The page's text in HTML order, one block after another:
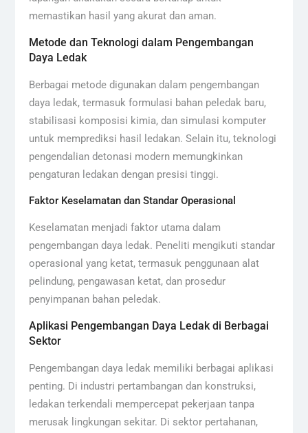
memastikan hasil yang akurat dan aman.
Metode dan Teknologi dalam Pengembangan
Daya Ledak
Berbagai metode digunakan dalam pengembangan
daya ledak, termasuk formulasi bahan peledak baru,
stabilisasi komposisi kimia, dan simulasi komputer
untuk memprediksi hasil ledakan. Selain itu, teknologi
pengendalian detonasi modern memungkinkan
pengaturan ledakan dengan presisi tinggi.
Faktor Keselamatan dan Standar Operasional
Keselamatan menjadi faktor utama dalam
pengembangan daya ledak. Peneliti mengikuti standar
operasional yang ketat, termasuk penggunaan alat
pelindung, pengawasan ketat, dan prosedur
penyimpanan bahan peledak.
Aplikasi Pengembangan Daya Ledak di Berbagai
Sektor
Pengembangan daya ledak memiliki berbagai aplikasi
penting. Di industri pertambangan dan konstruksi,
ledakan terkendali mempercepat pekerjaan tanpa
merusak lingkungan sekitar. Di sektor pertahanan,